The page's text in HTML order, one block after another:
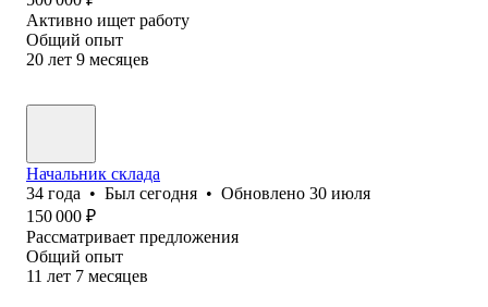
Активно ищет работу
Общий опыт
20 лет 9 месяцев
Начальник склада
34 года • Был сегодня • Обновлено 30 июля
150 000 ₽
Рассматривает предложения
Общий опыт
11 лет 7 месяцев